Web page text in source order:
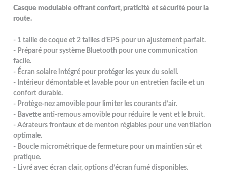
Casque modulable offrant confort, praticité et sécurité pour la
route.
- 1 taille de coque et 2 tailles d’EPS pour un ajustement parfait.
- Préparé pour système Bluetooth pour une communication
facile.
- Écran solaire intégré pour protéger les yeux du soleil.
- Intérieur démontable et lavable pour un entretien facile et un
confort durable.
- Protège-nez amovible pour limiter les courants d’air.
- Bavette anti-remous amovible pour réduire le vent et le bruit.
- Aérateurs frontaux et de menton réglables pour une ventilation
optimale.
- Boucle micrométrique de fermeture pour un maintien sûr et
pratique.
- Livré avec écran clair, options d’écran fumé disponibles.